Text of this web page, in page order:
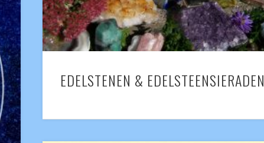
EDELSTENEN & EDELSTEENSIERADEN